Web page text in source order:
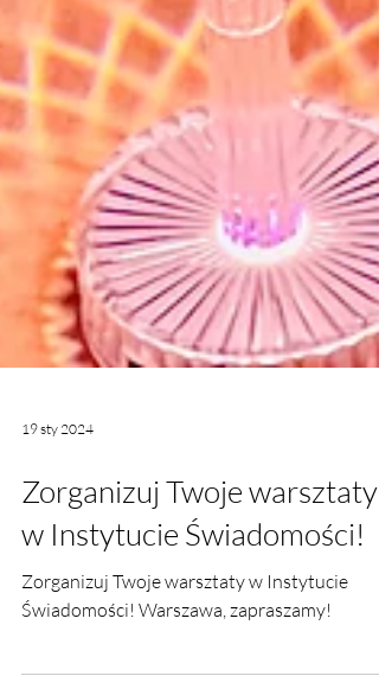
19 sty 2024
Zorganizuj Twoje warsztaty
w Instytucie Świadomości!
Świadomości! Warszawa, zapraszamy!